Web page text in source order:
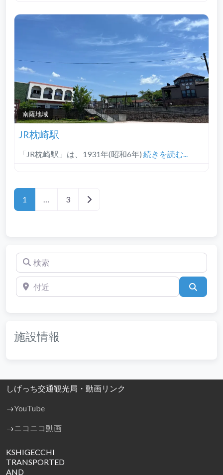
南薩地域‎
JR枕崎駅
「JR枕崎駅」は、1931年(昭和6年) 続きを読む...
Posts navigation
1 … 3 過去の投稿
検索
付近
施設情報
しげっち交通観光局・動画リンク
→YouTube
→ニコニコ動画
KSHIGECCHI
TRANSPORTED
AND